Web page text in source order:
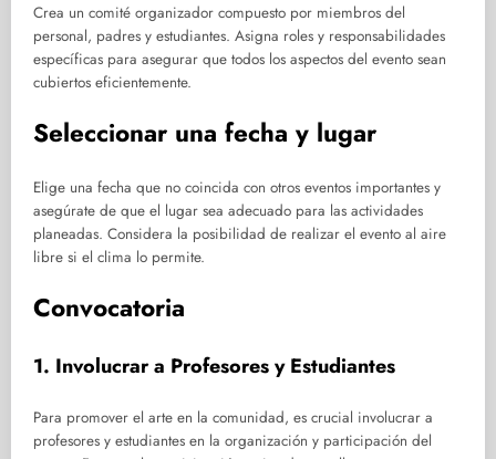
Crea un comité organizador compuesto por miembros del
personal, padres y estudiantes. Asigna roles y responsabilidades
específicas para asegurar que todos los aspectos del evento sean
cubiertos eficientemente.
Seleccionar una fecha y lugar
Elige una fecha que no coincida con otros eventos importantes y
asegúrate de que el lugar sea adecuado para las actividades
planeadas. Considera la posibilidad de realizar el evento al aire
libre si el clima lo permite.
Convocatoria
1. Involucrar a Profesores y Estudiantes
Para promover el arte en la comunidad, es crucial involucrar a
profesores y estudiantes en la organización y participación del